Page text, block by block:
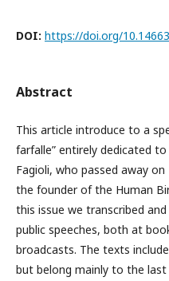
DOI: https://doi.org/
Abstract
This article introduce to a
farfalle” entirely dedicated
Fagioli, who passed away
the founder of the Human
this issue we transcribed
public speeches, both at
broadcasts. The texts
but belong mainly to the